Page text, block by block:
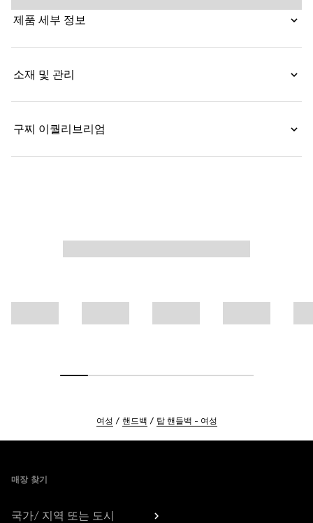
제품 세부 정보
소재 및 관리
구찌 이퀄리브리엄
여성 핸드백 탑 핸들백 - 여성
매장 찾기
국가/ 지역 또는 도시